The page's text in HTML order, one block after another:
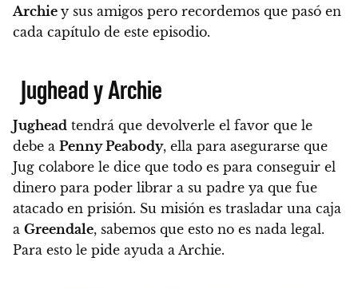
Archie y sus amigos pero recordemos que pasó en
cada capítulo de este episodio.
Jughead y Archie
Jughead tendrá que devolverle el favor que le
debe a Penny Peabody, ella para asegurarse que
Jug colabore le dice que todo es para conseguir el
dinero para poder librar a su padre ya que fue
atacado en prisión. Su misión es trasladar una caja
a Greendale, sabemos que esto no es nada legal.
Para esto le pide ayuda a Archie.